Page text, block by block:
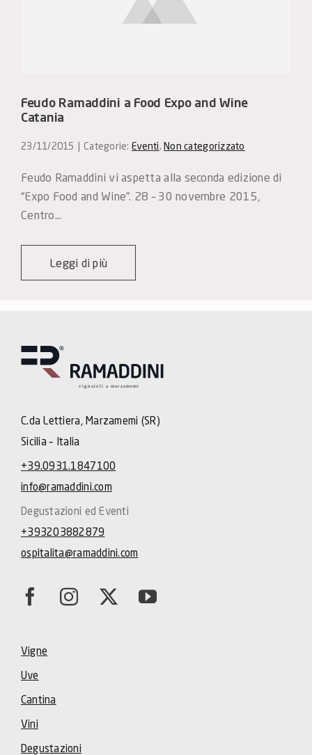
Feudo Ramaddini a Food Expo and Wine
Catania
23/11/2015 | Categorie: Eventi,Non categorizzato
Feudo Ramaddini vi aspetta alla seconda edizione di
“Expo Food and Wine”. 28 – 30 novembre 2015,
Centro…
Leggi di più
C.da Lettiera, Marzamemi (SR)
Sicilia – Italia
+39.0931.1847100
info@ramaddini.com
Degustazioni ed Eventi
+393203882879
ospitalita@ramaddini.com
Vigne
Uve
Cantina
Vini
Degustazioni